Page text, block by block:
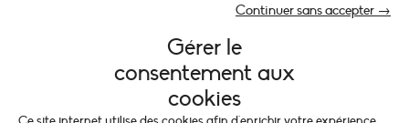
Gérer le
consentement aux
cookies
Continuer sans accepter →
Mentions légales
Politique de cookies (UE)